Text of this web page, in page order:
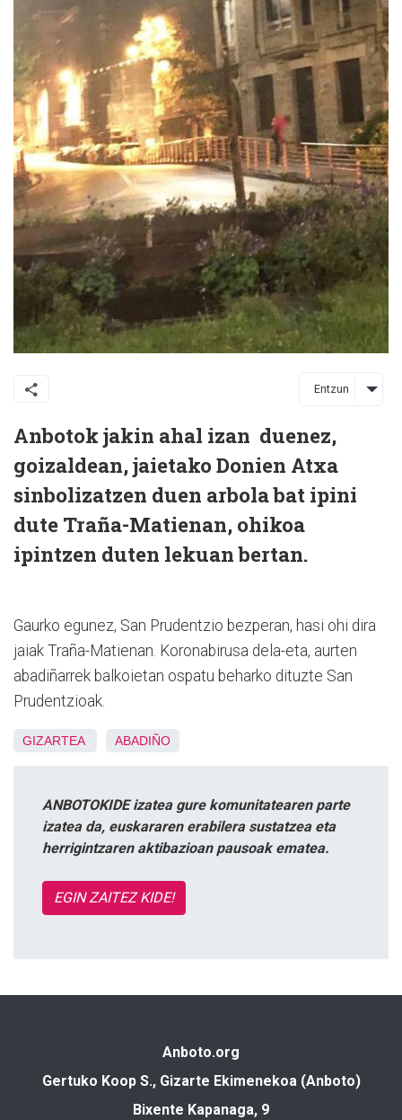
Entzun
Anbotok jakin ahal izan duenez,
goizaldean, jaietako Donien Atxa
sinbolizatzen duen arbola bat ipini
dute Traña-Matienan, ohikoa
ipintzen duten lekuan bertan.
Gaurko egunez, San Prudentzio bezperan, hasi ohi dira
jaiak Traña-Matienan. Koronabirusa dela-eta, aurten
abadiñarrek balkoietan ospatu beharko dituzte San
Prudentzioak.
GIZARTEA ABADIÑO
ANBOTOKIDE izatea gure komunitatearen parte
izatea da, euskararen erabilera sustatzea eta
herrigintzaren aktibazioan pausoak ematea.
EGIN ZAITEZ KIDE!
Anboto.org
Gertuko Koop S., Gizarte Ekimenekoa (Anboto)
Bixente Kapanaga, 9